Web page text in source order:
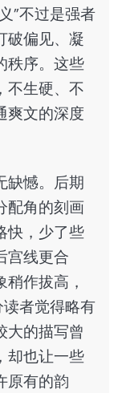
”不过是强者
破偏见、凝
秩序。这些
不生硬、不
爽文的深度
缺憾。后期
配角的刻画
快，少了些
宫线更合
作拔高，
读者觉得略有
大的描写曾
却也让一些
原有的韵